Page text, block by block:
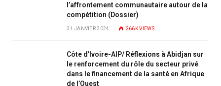
l’affrontement communautaire autour de la
compétition (Dossier)
31 JANVIER 2024 266KVIEWS
Côte d’Ivoire-AIP/ Réflexions à Abidjan sur
le renforcement du rôle du secteur privé
dans le financement de la santé en Afrique
de l’Ouest